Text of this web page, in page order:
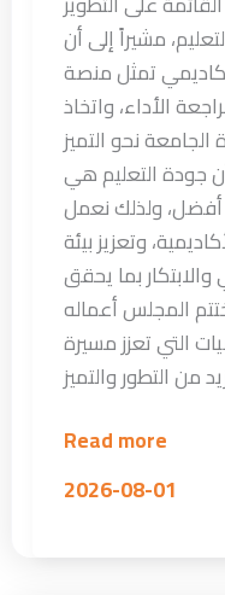
مشيراً إلى أن
تمثل منصة
الأداء، واتخاذ
نحو التميز
جودة التعليم هي
ولذلك نعمل
وتعزيز بيئة
بما يحقق
المجلس أعماله
التي تعزز مسيرة
Read more
2026-08-01